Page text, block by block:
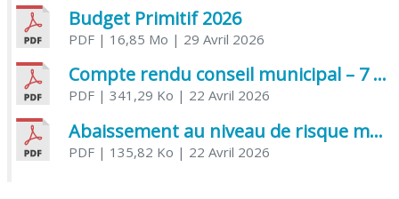
Budget Primitif 2026
PDF| 16,85 Mo | 29 Avril 2026
Compte rendu conseil municipal – 7 avril 2026
PDF| 341,29 Ko | 22 Avril 2026
Abaissement au niveau de risque modéré de l’Influenza aviaire
PDF| 135,82 Ko | 22 Avril 2026